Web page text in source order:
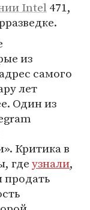
Intel471,
из
самого
лет
Один из
Критика в
гдеузнали,
продать